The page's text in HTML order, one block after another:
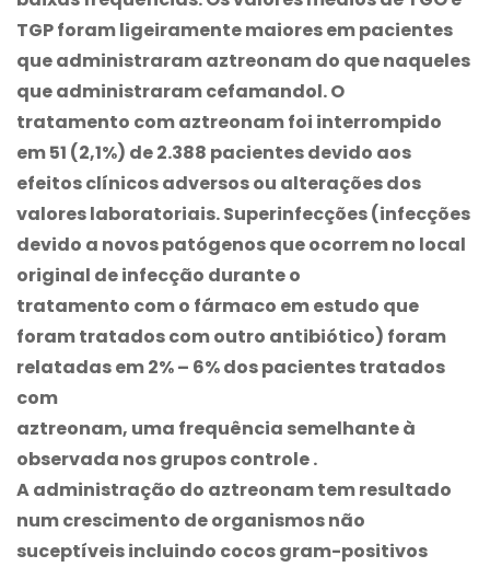
TGP foram ligeiramente maiores em pacientes
que administraram aztreonam do que naqueles
que administraram cefamandol. O
tratamento com aztreonam foi interrompido
em 51 (2,1%) de 2.388 pacientes devido aos
efeitos clínicos adversos ou alterações dos
valores laboratoriais. Superinfecções (infecções
devido a novos patógenos que ocorrem no local
original de infecção durante o
tratamento com o fármaco em estudo que
foram tratados com outro antibiótico) foram
relatadas em 2% – 6% dos pacientes tratados
com
aztreonam, uma frequência semelhante à
observada nos grupos controle .
A administração do aztreonam tem resultado
num crescimento de organismos não
suceptíveis incluindo cocos gram-positivos